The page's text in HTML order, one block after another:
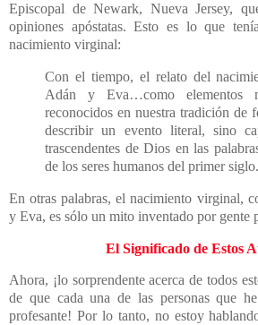
Episcopal de Newark, Nueva Jersey,
opiniones apóstatas. Esto es lo que
nacimiento virginal:
Con el tiempo, el relato del
Adán y Eva…como elementos
reconocidos en nuestra tradición de
describir un evento literal, sino
trascendentes de Dios en las
de los seres humanos del primer
En otras palabras, el nacimiento virginal,
y Eva, es sólo un mito inventado por gente
El Significado de Estos
Ahora, ¡lo sorprendente acerca de todos
de que cada una de las personas que
profesante! Por lo tanto, no estoy